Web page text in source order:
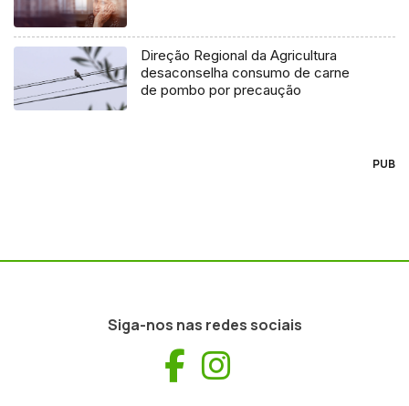
Direção Regional da Agricultura
desaconselha consumo de carne
de pombo por precaução
PUB
Siga-nos nas redes sociais
Facebook